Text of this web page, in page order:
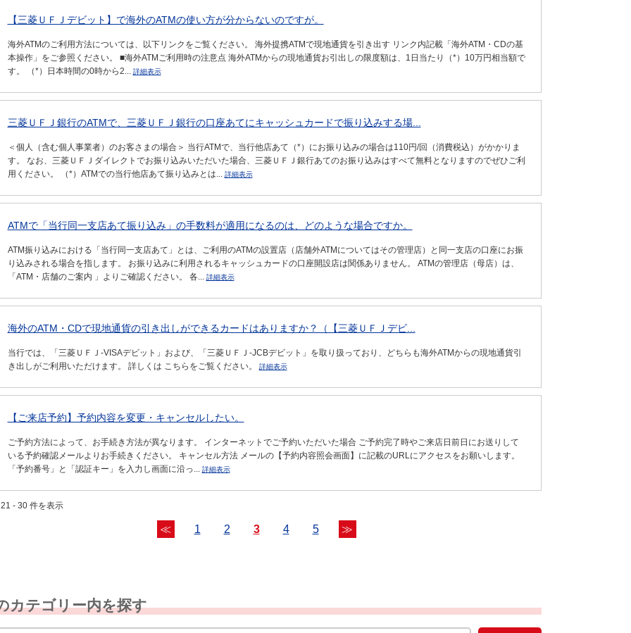
【三菱ＵＦＪデビット】で海外のATMの使い方が分からないのですが。
海外ATMのご利用方法については、以下リンクをご覧ください。 海外提携ATMで現地通貨を引き出す リンク内記載「海外ATM・CDの基
本操作」をご参照ください。 ■海外ATMご利用時の注意点 海外ATMからの現地通貨お引出しの限度額は、1日当たり（*）10万円相当額で
す。 （*）日本時間の0時から2... 詳細表示
三菱ＵＦＪ銀行のATMで、三菱ＵＦＪ銀行の口座あてにキャッシュカードで振り込みする場...
＜個人（含む個人事業者）のお客さまの場合＞ 当行ATMで、当行他店あて（*）にお振り込みの場合は110円/回（消費税込）がかかりま
す。 なお、三菱ＵＦＪダイレクトでお振り込みいただいた場合、三菱ＵＦＪ銀行あてのお振り込みはすべて無料となりますのでぜひご利
用ください。 （*）ATMでの当行他店あて振り込みとは... 詳細表示
ATMで「当行同一支店あて振り込み」の手数料が適用になるのは、どのような場合ですか。
ATM振り込みにおける「当行同一支店あて」とは、ご利用のATMの設置店（店舗外ATMについてはその管理店）と同一支店の口座にお振
り込みされる場合を指します。 お振り込みに利用されるキャッシュカードの口座開設店は関係ありません。 ATMの管理店（母店）は、
「ATM・店舗のご案内 」よりご確認ください。 各... 詳細表示
海外のATM・CDで現地通貨の引き出しができるカードはありますか？（【三菱ＵＦＪデビ...
当行では、「三菱ＵＦＪ-VISAデビット」および、「三菱ＵＦＪ-JCBデビット」を取り扱っており、どちらも海外ATMからの現地通貨引
き出しがご利用いただけます。 詳しくは こちらをご覧ください。
詳細表示
【ご来店予約】予約内容を変更・キャンセルしたい。
ご予約方法によって、お手続き方法が異なります。 インターネットでご予約いただいた場合 ご予約完了時やご来店日前日にお送りして
いる予約確認メールよりお手続きください。 キャンセル方法 メールの【予約内容照会画面】に記載のURLにアクセスをお願いします。
「予約番号」と「認証キー」を入力し画面に沿っ... 詳細表示
- 30 件を表示
≪ 1 2 3 4 5 ≫
カテゴリー内を探す